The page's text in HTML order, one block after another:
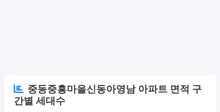
중동중흥마을신동아영남 아파트 면적 구
간별 세대수